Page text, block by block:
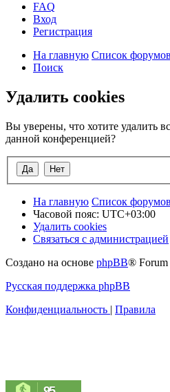
FAQ
Вход
Регистрация
На главную Список форумов
Поиск
Удалить cookies
Вы уверены, что хотите удалить
данной конференцией?
На главную Список форумов
Часовой пояс: UTC+03:00
Удалить cookies
Связаться с администрацией
Создано на основе phpBB® Forum
Русская поддержка phpBB
Конфиденциальность | Правила